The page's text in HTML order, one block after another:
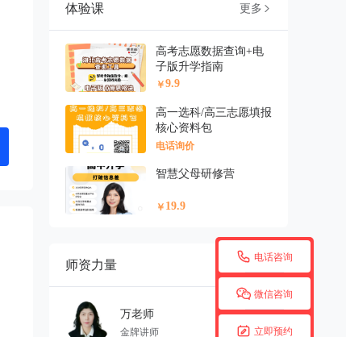
 电话咨询
 微信咨询
 立即预约
体验课 更多 
高考志愿数据查询+电
子版升学指南
￥9.9
高一选科/高三志愿填报
核心资料包
电话询价
智慧父母研修营
￥ 19.9
师资力量 更多
万老师
金牌讲师